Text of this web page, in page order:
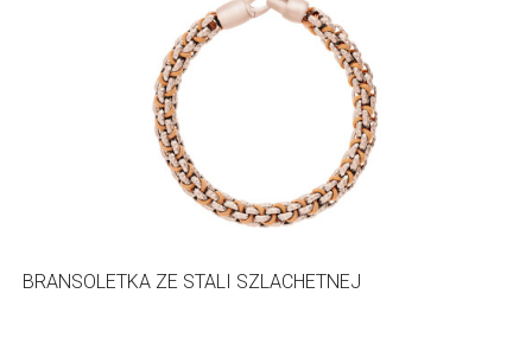
BRANSOLETKA ZE STALI SZLACHETNEJ